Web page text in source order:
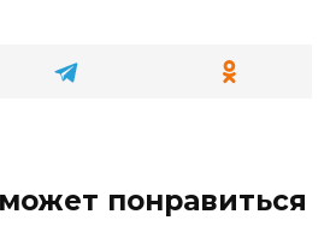
понравиться